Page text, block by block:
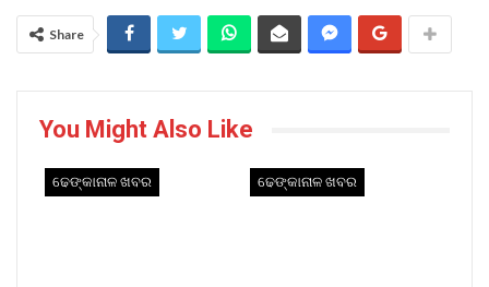
Share
You Might Also Like
ଢେଙ୍କାନାଳ ଖବର ଢେଙ୍କାନାଳ ଖବର